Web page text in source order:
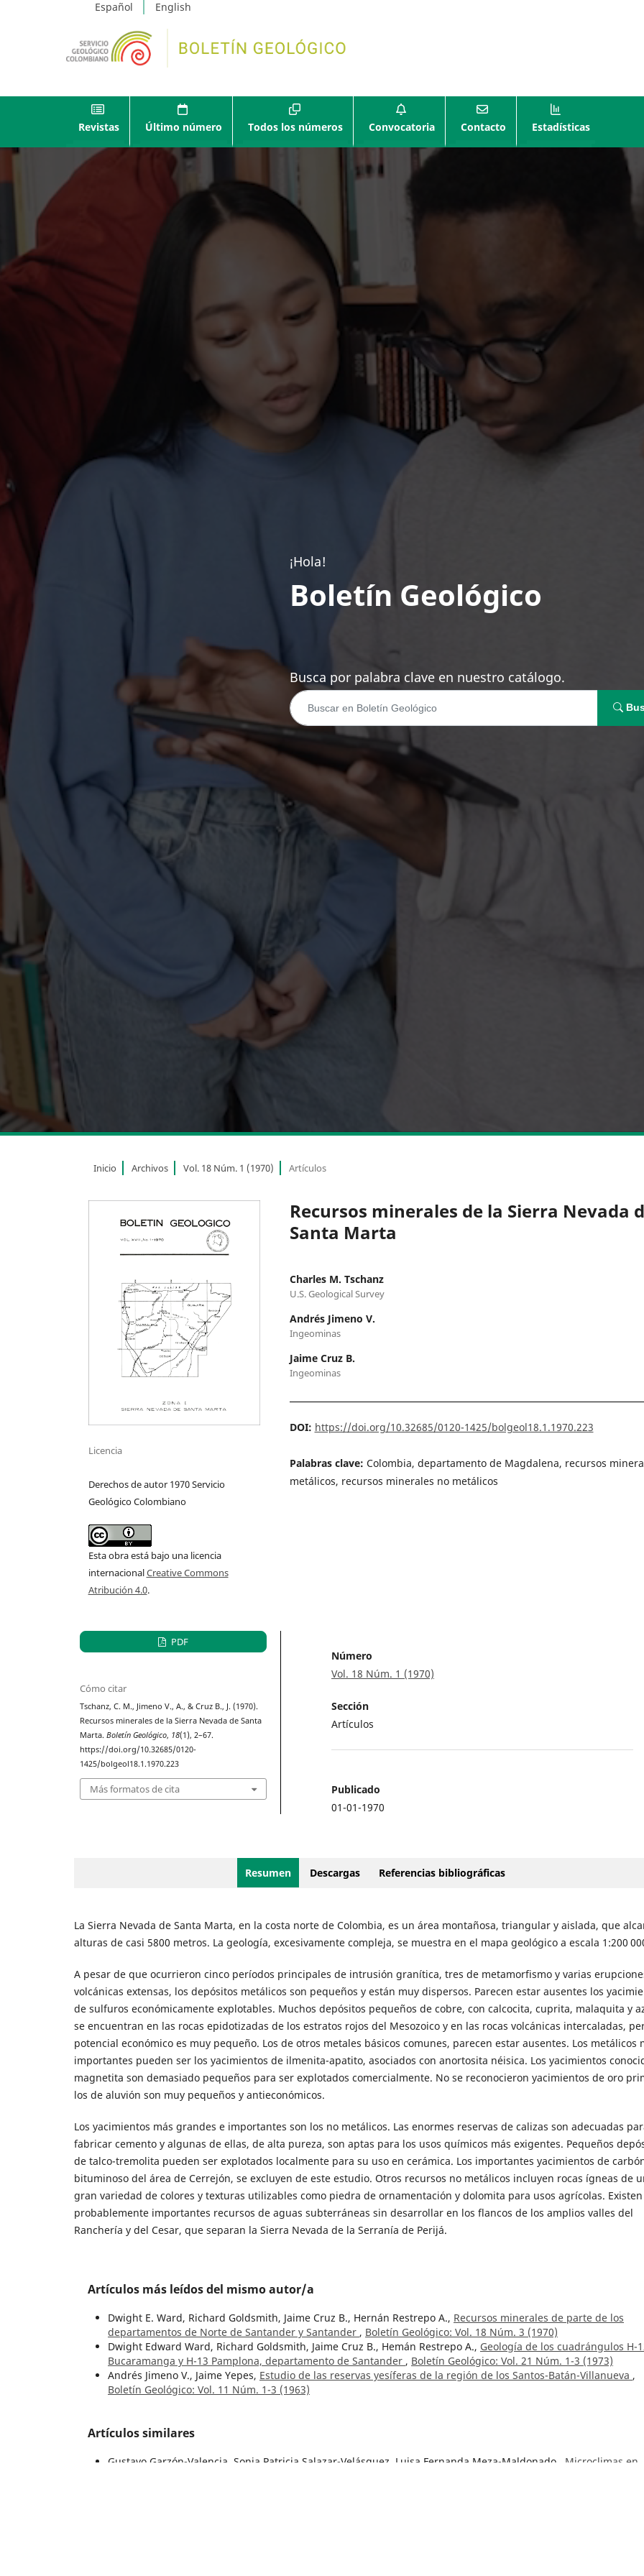
Español English
Revistas Último número Todos los números Convocatoria Contacto Estadísticas
¡Hola!
Boletín Geológico
Busca por palabra clave en nuestro catálogo.
Inicio Archivos Vol. 18 Núm. 1 (1970) Artículos
Recursos minerales de la Sierra Nevada
Santa Marta
Charles M. Tschanz
U.S. Geological Survey
Andrés Jimeno V.
Ingeominas
Jaime Cruz B.
Ingeominas
DOI: https://doi.org/10.32685/0120-1425/bolgeol18.1.1970.223
Palabras clave: Colombia, departamento de Magdalena, recursos
metálicos, recursos minerales no metálicos
Licencia
Derechos de autor 1970 Servicio
Geológico Colombiano
Esta obra está bajo una licencia
internacionalCreative Commons
Atribución 4.0.
PDF
Cómo citar
Tschanz, C. M., Jimeno V., A., & Cruz B., J. (1970).
Recursos minerales de la Sierra Nevada de Santa
Marta.Boletín Geológico, 18(1), 2–67.
https://doi.org/10.32685/0120-
1425/bolgeol18.1.1970.223
Más formatos de cita
Número
Vol. 18 Núm. 1 (1970)
Sección
Artículos
Publicado
01-01-1970
Resumen Descargas Referencias bibliográficas
La Sierra Nevada de Santa Marta, en la costa norte de Colombia, es un área montañosa, triangular y aislada, que
alturas de casi 5800 metros. La geología, excesivamente compleja, se muestra en el mapa geológico a escala 1:200
A pesar de que ocurrieron cinco períodos principales de intrusión granítica, tres de metamorfismo y varias
volcánicas extensas, los depósitos metálicos son pequeños y están muy dispersos. Parecen estar ausentes los
de sulfuros económicamente explotables. Muchos depósitos pequeños de cobre, con calcocita, cuprita, malaquita y
se encuentran en las rocas epidotizadas de los estratos rojos del Mesozoico y en las rocas volcánicas intercaladas,
potencial económico es muy pequeño. Los de otros metales básicos comunes, parecen estar ausentes. Los metálicos
importantes pueden ser los yacimientos de ilmenita-apatito, asociados con anortosita néisica. Los yacimientos
magnetita son demasiado pequeños para ser explotados comercialmente. No se reconocieron yacimientos de oro
los de aluvión son muy pequeños y antieconómicos.
Los yacimientos más grandes e importantes son los no metálicos. Las enormes reservas de calizas son adecuadas
fabricar cemento y algunas de ellas, de alta pureza, son aptas para los usos químicos más exigentes. Pequeños
de talco-tremolita pueden ser explotados localmente para su uso en cerámica. Los importantes yacimientos de
bituminoso del área de Cerrejón, se excluyen de este estudio. Otros recursos no metálicos incluyen rocas ígneas de
gran variedad de colores y texturas utilizables como piedra de ornamentación y dolomita para usos agrícolas. Existen
probablemente importantes recursos de aguas subterráneas sin desarrollar en los flancos de los amplios valles del
Ranchería y del Cesar, que separan la Sierra Nevada de la Serranía de Perijá.
Artículos más leídos del mismo autor/a
Dwight E. Ward, Richard Goldsmith, Jaime Cruz B., Hernán Restrepo A., Recursos minerales de parte de los
departamentos de Norte de Santander y Santander , Boletín Geológico: Vol. 18 Núm. 3 (1970)
Dwight Edward Ward, Richard Goldsmith, Jaime Cruz B., Hemán Restrepo A., Geología de los cuadrángulos H-
Bucaramanga y H-13 Pamplona, departamento de Santander , Boletín Geológico: Vol. 21 Núm. 1-3 (1973)
Andrés Jimeno V., Jaime Yepes, Estudio de las reservas yesíferas de la región de los Santos-Batán-Villanueva ,
Boletín Geológico: Vol. 11 Núm. 1-3 (1963)
Artículos similares
Gustavo Garzón-Valencia, Sonia Patricia Salazar-Velásquez, Luisa Fernanda Meza-Maldonado , Microclimas en